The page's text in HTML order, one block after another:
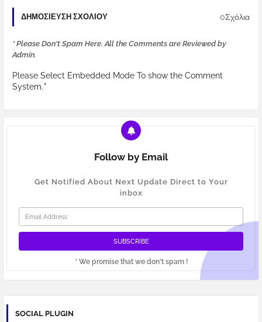
ΔΗΜΟΣΊΕΥΣΗ ΣΧΟΛΊΟΥ 0Σχόλια
* Please Don't Spam Here. All the Comments are Reviewed by
Admin.
Please Select Embedded Mode To show the Comment
System.*
Follow by Email
Get Notified About Next Update Direct to Your
inbox
* We promise that we don't spam !
SOCIAL PLUGIN